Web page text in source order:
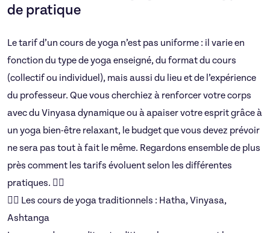
de pratique
Le tarif d’un cours de yoga n’est pas uniforme : il varie en
fonction du type de yoga enseigné, du format du cours
(collectif ou individuel), mais aussi du lieu et de l’expérience
du professeur. Que vous cherchiez à renforcer votre corps
avec du Vinyasa dynamique ou à apaiser votre esprit grâce à
un yoga bien-être relaxant, le budget que vous devez prévoir
ne sera pas tout à fait le même. Regardons ensemble de plus
près comment les tarifs évoluent selon les différentes
pratiques. 🧘‍♀️
🧘‍♂️ Les cours de yoga traditionnels : Hatha, Vinyasa,
Ashtanga